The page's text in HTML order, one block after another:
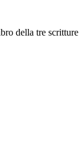
della tre scritture